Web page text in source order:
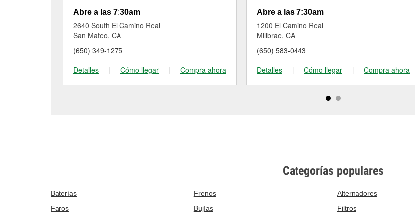
Abre a las 7:30am
2640 South El Camino Real
San Mateo, CA
(650) 349-1275
Detalles
| Cómo llegar | Compra ahora
Abre a las 7:30am
1200 El Camino Real
Millbrae, CA
(650) 583-0443
Detalles
| Cómo llegar | Compra ahora
Categorías populares
Baterías Frenos Alternadores
Faros
Bujías Filtros